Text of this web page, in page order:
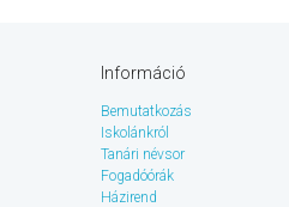
Információ
Bemutatkozás
Iskolánkról
Tanári névsor
Fogadóórák
Házirend